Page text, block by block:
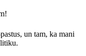
un tam, ka mani